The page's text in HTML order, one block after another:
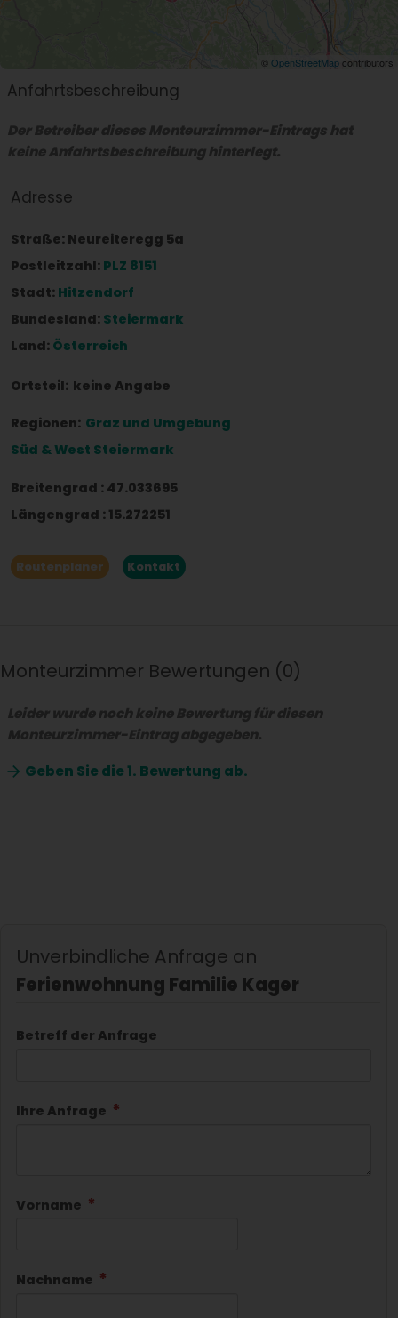
© OpenStreetMapcontributors
Anfahrtsbeschreibung
Der Betreiber dieses Monteurzimmer-Eintrags hat
keine Anfahrtsbeschreibung hinterlegt.
Adresse
Straße: Neureiteregg 5a
Postleitzahl: PLZ 8151
Stadt: Hitzendorf
Bundesland: Steiermark
Land: Österreich
Ortsteil: keine Angabe
Regionen: Graz und Umgebung
Süd & West Steiermark
Breitengrad : 47.033695
Längengrad : 15.272251
Routenplaner Kontakt
Monteurzimmer Bewertungen 0
Leider wurde noch keine Bewertung für diesen
Monteurzimmer-Eintrag abgegeben.
Geben Sie die1. Bewertung ab.
Unverbindliche Anfrage an
Ferienwohnung Familie Kager
Betreff der Anfrage
Ihre Anfrage
Vorname
Nachname